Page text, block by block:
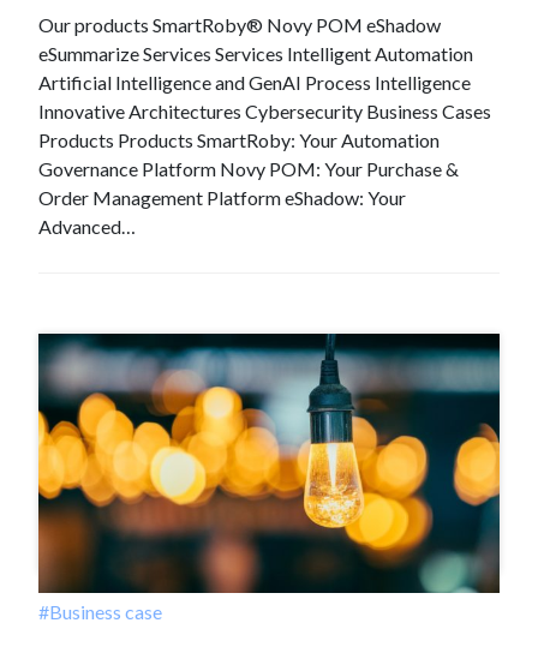
Our products SmartRoby® Novy POM eShadow
eSummarize Services Services Intelligent Automation
Artificial Intelligence and GenAI Process Intelligence
Innovative Architectures Cybersecurity Business Cases
Products Products SmartRoby: Your Automation
Governance Platform Novy POM: Your Purchase &
Order Management Platform eShadow: Your
Advanced…
#Business case